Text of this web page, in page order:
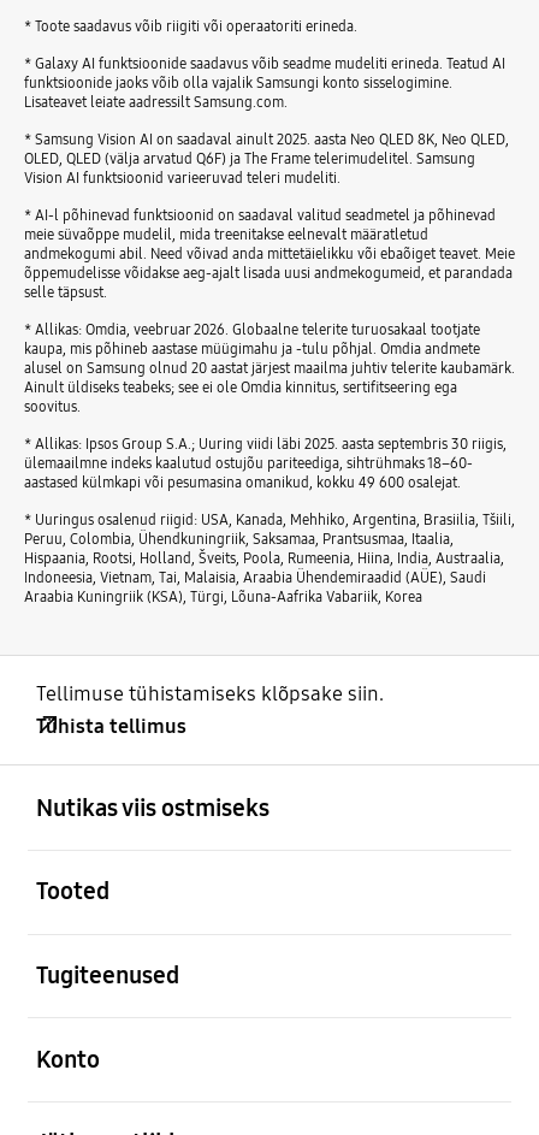
* Toote saadavus võib riigiti või operaatoriti erineda.
* Galaxy AI funktsioonide saadavus võib seadme mudeliti erineda. Teatud AI
funktsioonide jaoks võib olla vajalik Samsungi konto sisselogimine.
Lisateavet leiate aadressilt Samsung.com.
* Samsung Vision AI on saadaval ainult 2025. aasta Neo QLED 8K, Neo QLED,
OLED, QLED (välja arvatud Q6F) ja The Frame telerimudelitel. Samsung
Vision AI funktsioonid varieeruvad teleri mudeliti.
* AI-l põhinevad funktsioonid on saadaval valitud seadmetel ja põhinevad
meie süvaõppe mudelil, mida treenitakse eelnevalt määratletud
andmekogumi abil. Need võivad anda mittetäielikku või ebaõiget teavet. Meie
õppemudelisse võidakse aeg-ajalt lisada uusi andmekogumeid, et parandada
selle täpsust.
* Allikas: Omdia, veebruar 2026. Globaalne telerite turuosakaal tootjate
kaupa, mis põhineb aastase müügimahu ja -tulu põhjal. Omdia andmete
alusel on Samsung olnud 20 aastat järjest maailma juhtiv telerite kaubamärk.
Ainult üldiseks teabeks; see ei ole Omdia kinnitus, sertifitseering ega
soovitus.
* Allikas: Ipsos Group S.A.; Uuring viidi läbi 2025. aasta septembris 30 riigis,
ülemaailmne indeks kaalutud ostujõu pariteediga, sihtrühmaks 18–60-
aastased külmkapi või pesumasina omanikud, kokku 49 600 osalejat.
* Uuringus osalenud riigid: USA, Kanada, Mehhiko, Argentina, Brasiilia, Tšiili,
Peruu, Colombia, Ühendkuningriik, Saksamaa, Prantsusmaa, Itaalia,
Hispaania, Rootsi, Holland, Šveits, Poola, Rumeenia, Hiina, India, Austraalia,
Indoneesia, Vietnam, Tai, Malaisia, Araabia Ühendemiraadid (AÜE), Saudi
Araabia Kuningriik (KSA), Türgi, Lõuna-Aafrika Vabariik, Korea
Tellimuse tühistamiseks klõpsake siin.
Tühista tellimus
Nutikas viis ostmiseks
Tooted
Tugiteenused
Konto